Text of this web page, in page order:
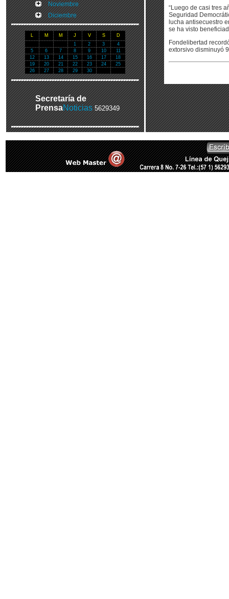
Noviembre
Diciembre
L M M J V S
D
1
2 3
4
5
6 7 8 9 10
11
12
13 14 15 16 17
18
19
20 21 22 23 24
25
26
27 28 29 30
Secretaría de
PrensaNoticias 5629349
“Luego de casi tres
Seguridad
lucha antisecuestro
se ha visto
Fondelibertad
extorsivo disminuyó